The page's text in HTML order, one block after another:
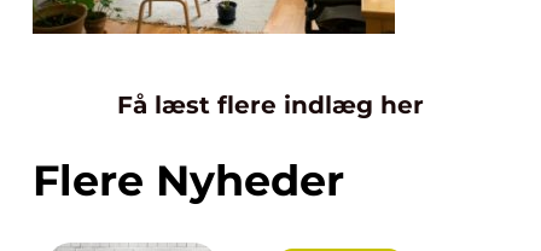
Få læst flere indlæg her
Flere Nyheder